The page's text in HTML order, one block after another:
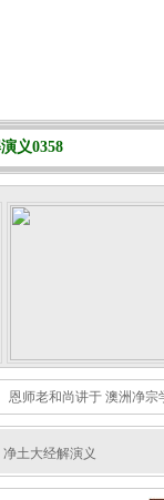
义0358
恩师老和尚讲于 澳洲净宗
净土大经解演义